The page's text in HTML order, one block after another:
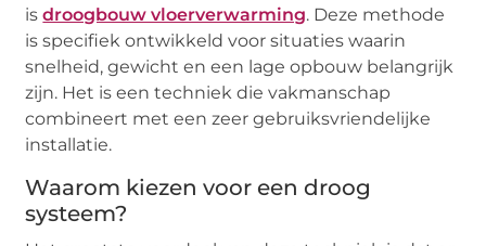
isdroogbouw vloerverwarming. Deze methode
is specifiek ontwikkeld voor situaties waarin
snelheid, gewicht en een lage opbouw belangrijk
zijn. Het is een techniek die vakmanschap
combineert met een zeer gebruiksvriendelijke
installatie.
Waarom kiezen voor een droog
systeem?